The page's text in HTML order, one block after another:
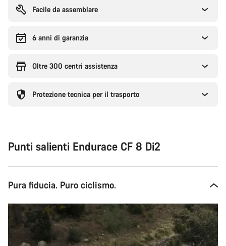
Facile da assemblare
6 anni di garanzia
Oltre 300 centri assistenza
Protezione tecnica per il trasporto
Punti salienti Endurace CF 8 Di2
Pura fiducia. Puro ciclismo.